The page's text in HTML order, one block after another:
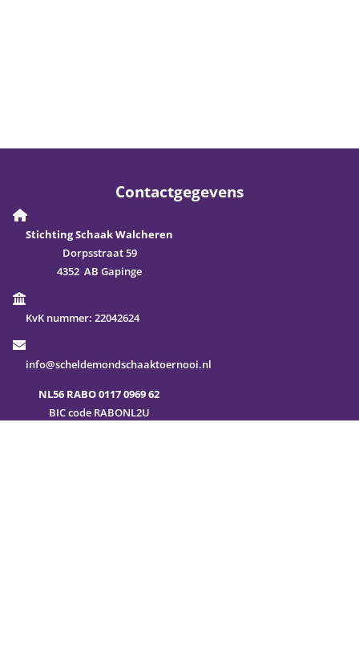
Contactgegevens
Stichting Schaak Walcheren
Dorpsstraat 59
4352 AB Gapinge
KvK nummer: 22042624
info@scheldemondschaaktoernooi.nl
NL56 RABO 0117 0969 62
BIC code RABONL2U